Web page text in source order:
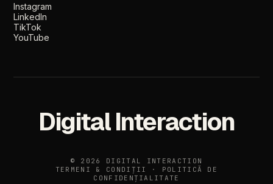
Instagram
LinkedIn
TikTok
YouTube
Digital Interaction
© 2026 DIGITAL INTERACTION
TERMENI & CONDIȚII
·
POLITICĂ DE
CONFIDENȚIALITATE